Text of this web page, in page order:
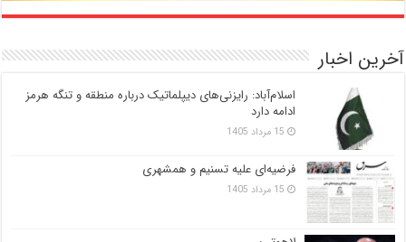
آخرین اخبار
اسلام‌آباد: رایزنی‌های دیپلماتیک درباره منطقه و تنگه هرمز
ادامه دارد
15 مرداد 1405
فرضیه‌ای علیه تسنیم و همشهری
15 مرداد 1405